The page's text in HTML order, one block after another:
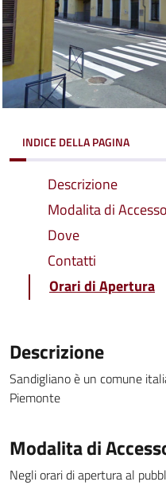
INDICE DELLA PAGINA
Descrizione
Modalita di Accesso
Dove
Contatti
Orari di Apertura
Descrizione
Sandigliano è un comune
Piemonte
Modalita di
Negli orari di apertura al